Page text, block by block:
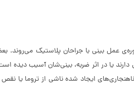
عمل بینی با جراحان پلاستیک می‌روند.
یا در اثر ضربه، بینی‌شان آسیب دیده
ایجاد شده ناشی از تروما یا نقص